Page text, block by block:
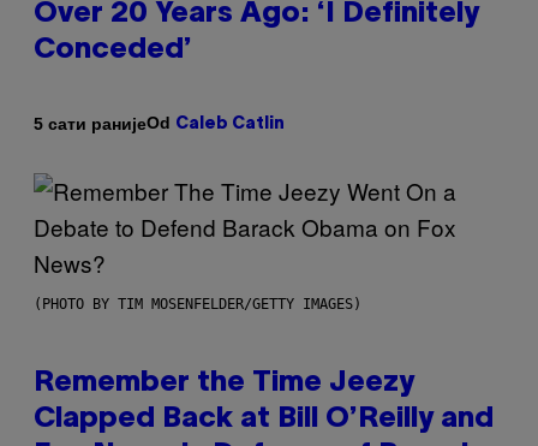
Over 20 Years Ago: ‘I Definitely
Conceded’
5 сати ранијеOd Caleb Catlin
(PHOTO BY TIM MOSENFELDER/GETTY IMAGES)
Remember the Time Jeezy
Clapped Back at Bill O’Reilly and